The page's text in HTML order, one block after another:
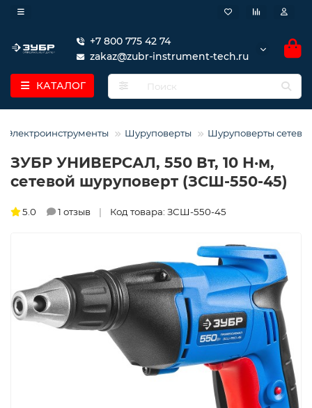
+7 800 775 42 74
zakaz@zubr-instrument-tech.ru
КАТАЛОГ
Электроинструменты Шуруповерты Шуруповерты
ЗУБР УНИВЕРСАЛ, 550 Вт, 10 Н·м,
сетевой шуруповерт (ЗСШ-550-45)
5.0 1 отзыв Код товара: ЗСШ-550-45